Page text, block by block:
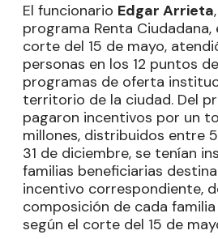
El funcionario Edgar Arrieta
programa Renta Ciudadana,
corte del 15 de mayo,
personas en los 12 puntos
programas de oferta
territorio de la ciudad. Del
pagaron incentivos por un
millones, distribuidos entre
31 de diciembre, se tenían
familias beneficiarias
incentivo correspondiente,
composición de cada
según el corte del 15 de